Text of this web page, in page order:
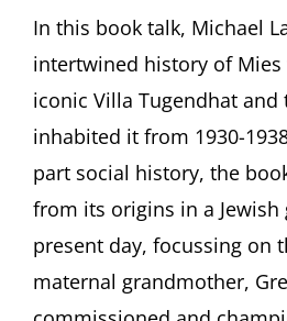
the
The
Villa
Tugendhat
and
Family
A
talk
by
Michael
In this book talk, Michael
intertwined history of Mies
iconic Villa Tugendhat
inhabited it from 1930-
part social history, the
from its origins in a
present day, focussing on
maternal grandmother,